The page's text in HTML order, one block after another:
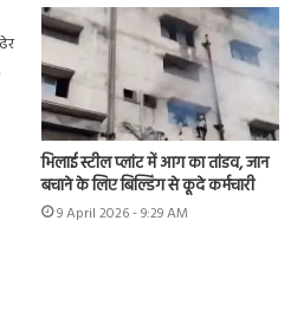
भिलाई स्टील प्लांट में आग का तांडव, जान
बचाने के लिए बिल्डिंग से कूदे कर्मचारी
9 April 2026 - 9:29 AM